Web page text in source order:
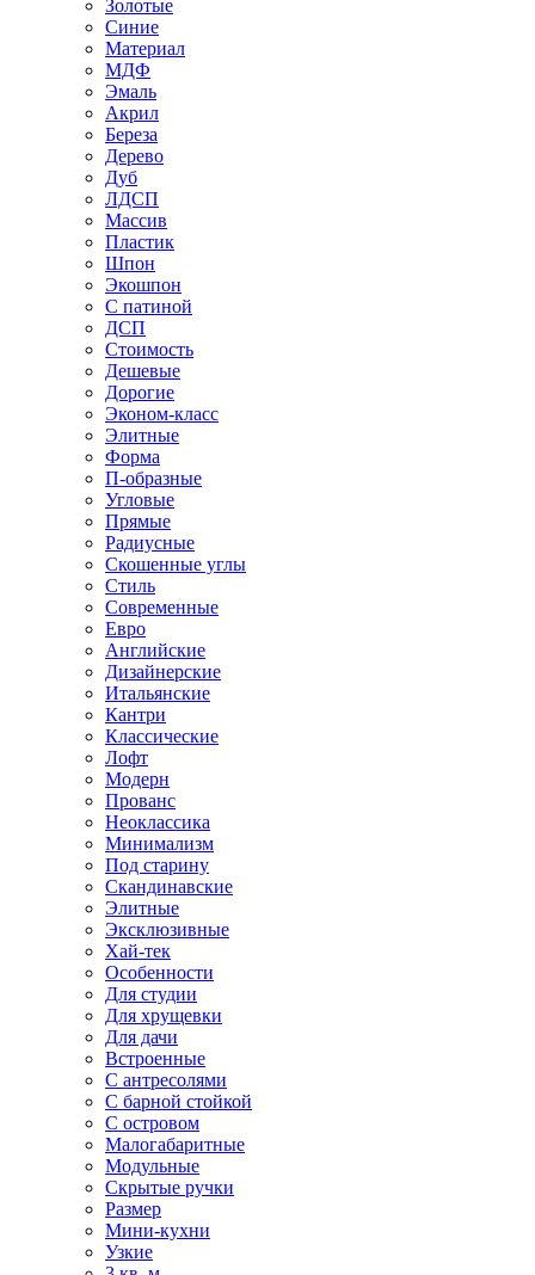
Золотые
Синие
Материал
МДФ
Эмаль
Акрил
Береза
Дерево
Дуб
ЛДСП
Массив
Пластик
Шпон
Экошпон
С патиной
ДСП
Стоимость
Дешевые
Дорогие
Эконом-класс
Элитные
Форма
П-образные
Угловые
Прямые
Радиусные
Скошенные углы
Стиль
Современные
Евро
Английские
Дизайнерские
Итальянские
Кантри
Классические
Лофт
Модерн
Прованс
Неоклассика
Минимализм
Под старину
Скандинавские
Элитные
Эксклюзивные
Хай-тек
Особенности
Для студии
Для хрущевки
Для дачи
Встроенные
С антресолями
С барной стойкой
С островом
Малогабаритные
Модульные
Скрытые ручки
Размер
Мини-кухни
Узкие